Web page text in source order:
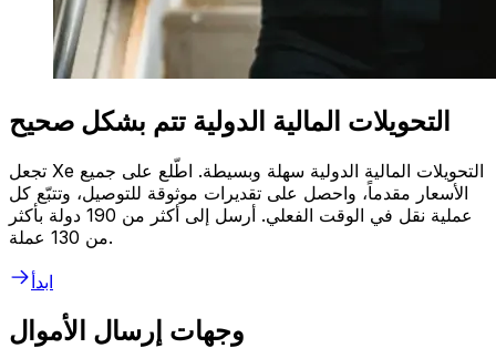
التحويلات المالية الدولية تتم بشكل صحيح
تجعل Xe التحويلات المالية الدولية سهلة وبسيطة. اطّلع على جميع
الأسعار مقدماً، واحصل على تقديرات موثوقة للتوصيل، وتتبّع كل
عملية نقل في الوقت الفعلي. أرسل إلى أكثر من 190 دولة بأكثر
من 130 عملة.
ابدأ
وجهات إرسال الأموال